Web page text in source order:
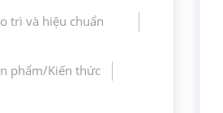
trì và hiệu chuẩn
phẩm/Kiến thức